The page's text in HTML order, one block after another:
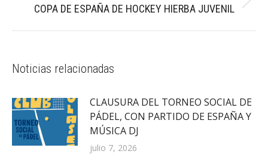
Publicación
COPA DE ESPAÑA DE HOCKEY HIERBA JUVENIL
Noticias relacionadas
CLAUSURA DEL TORNEO SOCIAL DE
PÁDEL, CON PARTIDO DE ESPAÑA Y
MÚSICA DJ
julio 7, 2026